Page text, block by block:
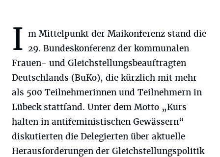
I m Mittelpunkt der Maikonferenz stand die
29. Bundeskonferenz der kommunalen
Frauen- und Gleichstellungsbeauftragten
Deutschlands (BuKo), die kürzlich mit mehr
als 500 Teilnehmerinnen und Teilnehmern in
Lübeck stattfand. Unter dem Motto „Kurs
halten in antifeministischen Gewässern“
diskutierten die Delegierten über aktuelle
Herausforderungen der Gleichstellungspolitik